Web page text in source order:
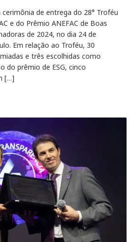
cerimônia de entrega do 28° Troféu
e do Prêmio ANEFAC de Boas
de 2024, no dia 24 de
Em relação ao Troféu, 30
e três escolhidas como
do prêmio de ESG, cinco
[…]